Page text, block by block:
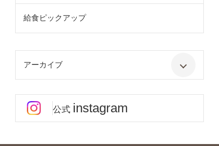
給食ピックアップ
アーカイブ
公式 instagram